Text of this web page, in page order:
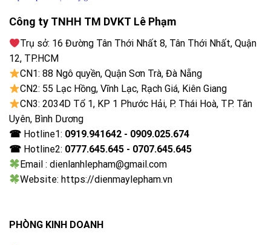
USB
2 cổng USB A
Cổng nhận hình ảnh, âm thanh
4 cổng HDMI có 1 cổng HDMI eARC (ARC), 1 cổng
Composite
Cổng xuất âm thanh
1 cổng 3.5 mm, 1 cổng Optical (Digital Audio)
Tiện ích
Điều khiển tivi bằng điện thoại
Ứng dụng LG ThinQ
Google Assistant có tiếng Việt
Công ty TNHH TM DVKT Lê Phạm
Trụ sở: 16 Đường Tân Thới Nhất 8, Tân Thới Nhất, Quận
12, TP.HCM
CN1: 88 Ngô quyền, Quận Sơn Trà, Đà Nẵng
CN2: 55 Lạc Hồng, Vĩnh Lạc, Rạch Giá, Kiên Giang
CN3: 2034D Tổ 1, KP 1 Phước Hải, P. Thái Hoà, TP. Tân
Uyên, Bình Dương
☎ Hotline1: 0919.941642 - 0909.025.674
☎ Hotline2: 0777.645.645 - 0707.645.645
Email : dienlanhlepham@gmail.com
Website: https://dienmaylepham.vn
PHÒNG KINH DOANH